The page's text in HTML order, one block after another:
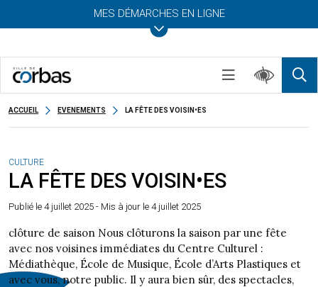
MES DÉMARCHES EN LIGNE
ACCUEIL EVENEMENTS LA FÊTE DES VOISIN•ES
CULTURE
LA FÊTE DES VOISIN•ES
Publié le 4 juillet 2025 - Mis à jour le 4 juillet 2025
clôture de saison Nous clôturons la saison par une fête
avec nos voisines immédiates du Centre Culturel :
Médiathèque, École de Musique, École d’Arts Plastiques et
avec vous, notre public. Il y aura bien sûr, des spectacles,